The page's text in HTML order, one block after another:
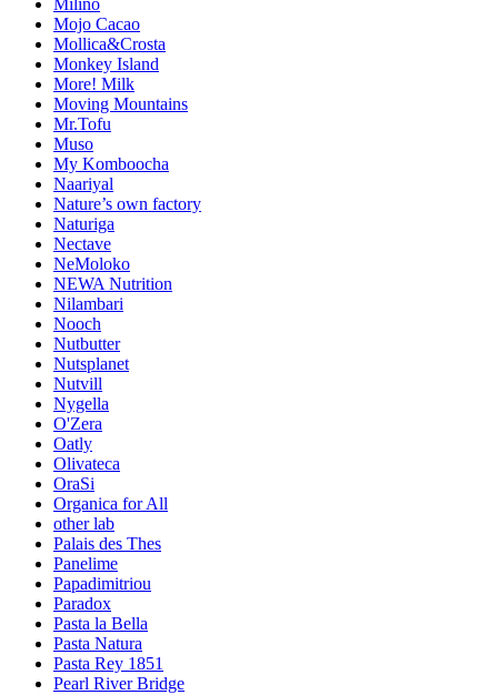
Milino
Mojo Cacao
Mollica&Crosta
Monkey Island
More! Milk
Moving Mountains
Mr.Tofu
Muso
My Komboocha
Naariyal
Nature’s own factory
Naturiga
Nectave
NeMoloko
NEWA Nutrition
Nilambari
Nooch
Nutbutter
Nutsplanet
Nutvill
Nygella
O'Zera
Oatly
Olivateca
OraSi
Organica for All
other lab
Palais des Thes
Panelime
Papadimitriou
Paradox
Pasta la Bella
Pasta Natura
Pasta Rey 1851
Pearl River Bridge